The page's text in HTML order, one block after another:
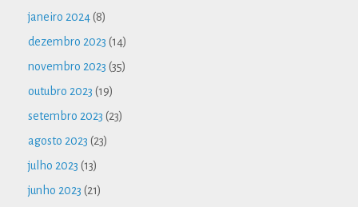
janeiro 2024(8)
dezembro 2023 (14)
novembro 2023 (35)
outubro 2023 (19)
setembro 2023 (23)
agosto 2023 (23)
julho 2023 (13)
junho 2023 (21)